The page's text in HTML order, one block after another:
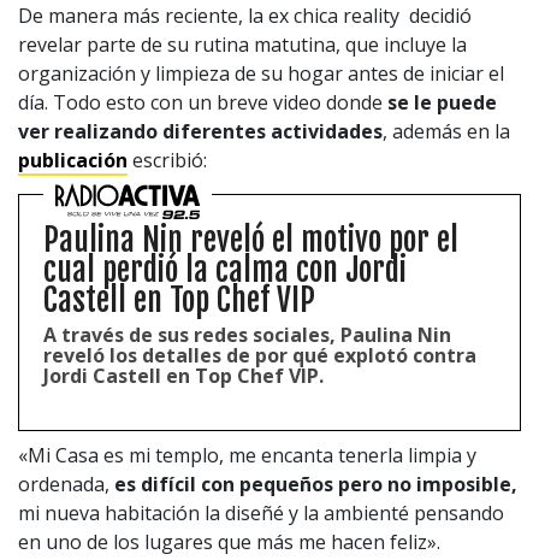
De manera más reciente, la ex chica reality decidió
revelar parte de su rutina matutina, que incluye la
organización y limpieza de su hogar antes de iniciar el
día. Todo esto con un breve video donde se le puede
ver realizando diferentes actividades, además en la
publicación escribió:
Paulina Nin reveló el motivo por el
cual perdió la calma con Jordi
Castell en Top Chef VIP
A través de sus redes sociales, Paulina Nin
reveló los detalles de por qué explotó contra
Jordi Castell en Top Chef VIP.
«Mi Casa es mi templo, me encanta tenerla limpia y
ordenada, es difícil con pequeños pero no imposible,
mi nueva habitación la diseñé y la ambienté pensando
en uno de los lugares que más me hacen feliz».